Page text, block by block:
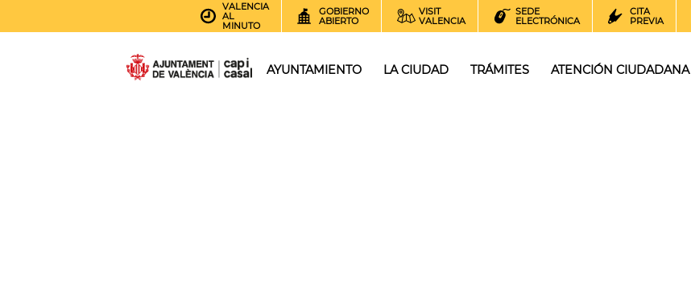
VALENCIA
AL
MINUTO
GOBIERNO
ABIERTO
VISIT
VALENCIA
SEDE
ELECTRÓNICA
CITA
PREVIA
AYUNTAMIENTO LA CIUDAD TRÁMITES ATENCIÓN CIUDADANA